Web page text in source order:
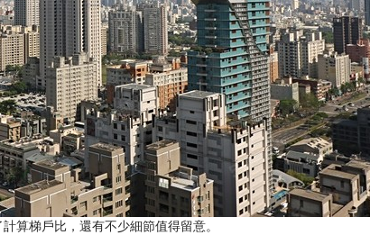
算梯戶比，還有不少細節值得留意。